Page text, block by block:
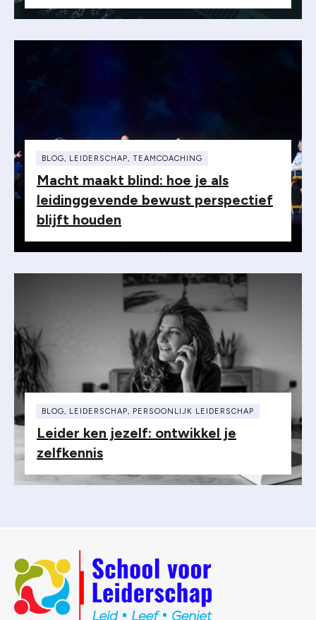
BLOG, LEIDERSCHAP, TEAMCOACHING
Macht maakt blind: hoe je als
leidinggevende bewust perspectief
blijft houden
BLOG, LEIDERSCHAP, PERSOONLIJK LEIDERSCHAP
Leider ken jezelf: ontwikkel je
zelfkennis